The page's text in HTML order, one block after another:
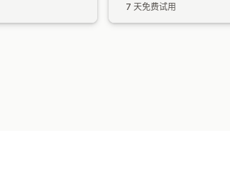
7 天免费试用